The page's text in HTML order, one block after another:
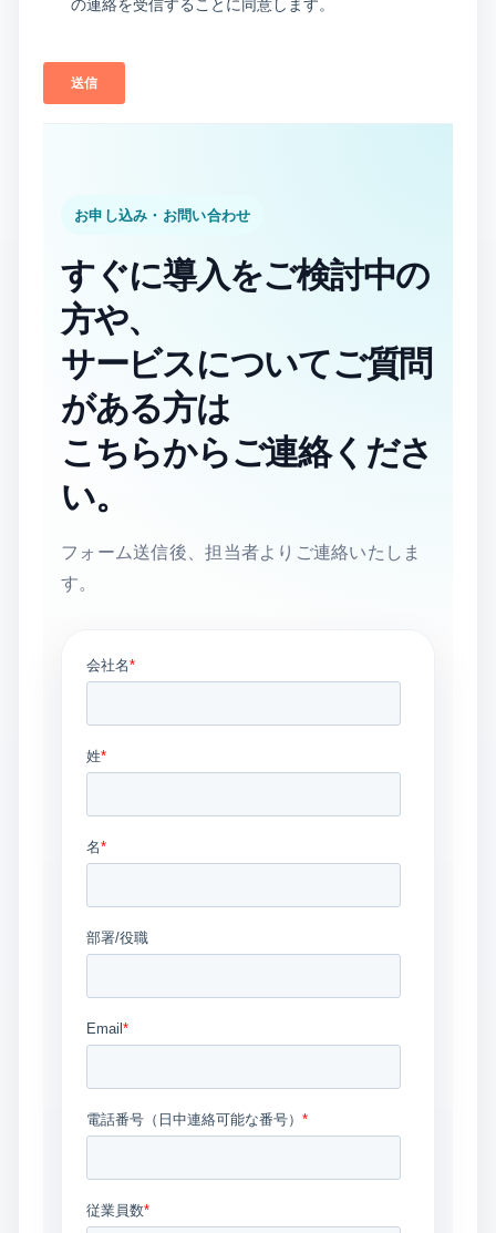
お申し込み・お問い合わせ
すぐに導入をご検討中の
方や、
サービスについてご質問
がある方は
こちらからご連絡くださ
い。
フォーム送信後、担当者よりご連絡いたしま
す。